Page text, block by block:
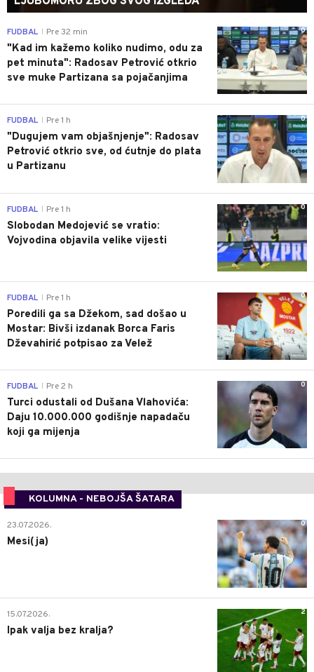
0
FUDBAL Pre 32 min
"Kad im kažemo koliko nudimo, odu za
pet minuta": Radosav Petrović otkrio
sve muke Partizana sa pojačanjima
0
FUDBAL Pre 1 h
"Dugujem vam objašnjenje": Radosav
Petrović otkrio sve, od ćutnje do plata
u Partizanu
0
FUDBAL Pre 1 h
Slobodan Medojević se vratio:
Vojvodina objavila velike vijesti
0
FUDBAL Pre 1 h
Poredili ga sa Džekom, sad došao u
Mostar: Bivši izdanak Borca Faris
Dževahirić potpisao za Velež
0
FUDBAL Pre 2 h
Turci odustali od Dušana Vlahovića:
Daju 10.000.000 godišnje napadaču
koji ga mijenja
KOLUMNA - NEBOJŠA ŠATARA
0
23.07.2026.
Mesi(ja)
2
15.07.2026.
Ipak valja bez kralja?